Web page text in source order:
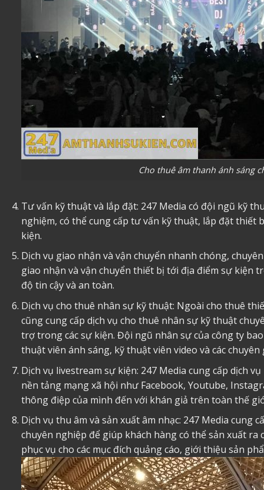
Cho thuê âm thanh ánh sáng
Tư vấn kỹ thuật và lắp đặt: 247 Media có đội ngũ kỹ
nghiệm, có thể cung cấp tư vấn kỹ thuật, lắp đặt
kiện.
Dịch vụ giao nhận và vận chuyển nhanh chóng,
giao nhận và vận chuyển thiết bị tới địa điểm sự kiện
độ tin cậy và an toàn.
Dịch vụ cho thuê nhân sự kỹ thuật: Ngoài cho thuê
cũng cung cấp dịch vụ cho thuê nhân sự kỹ thuật
trợ trong các sự kiện. Đội ngũ nhân sự của công ty
thuật viên ánh sáng, kỹ thuật viên video và các
Dịch vụ livestream sự kiện: 247 Media cung cấp dịch
nền tảng mạng xã hội như Facebook, Youtube,
thông điệp của mình đến với khán giả trên toàn thế
Dịch vụ thu âm và sản xuất âm nhạc: 247 Media cung
chuyên nghiệp để giúp khách hàng có thể sản xuất ra
phục vụ cho các mục đích quảng cáo, giới thiệu sản